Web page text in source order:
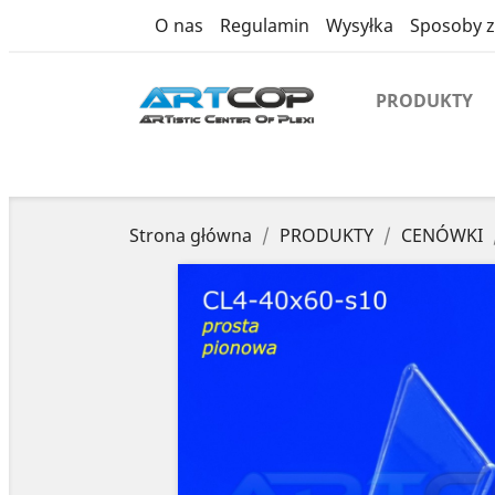
O nas Regulamin Wysyłka Sposoby
PRODUKTY
Strona główna PRODUKTY CENÓWKI